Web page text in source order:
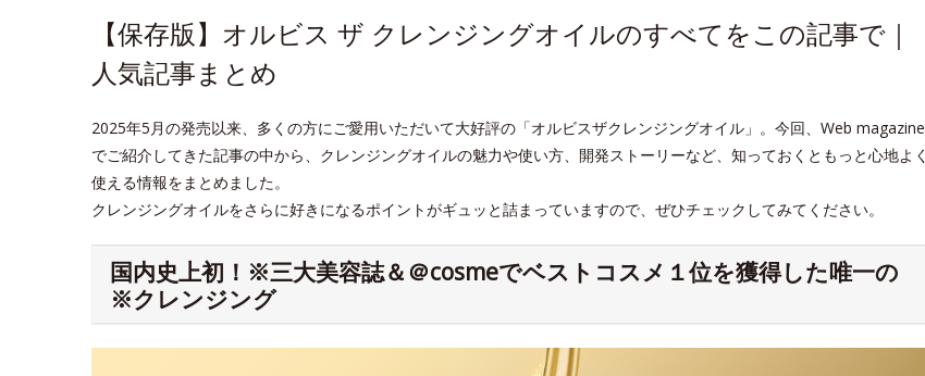
【保存版】オルビス ザ クレンジングオイルのすべてをこの記事で｜
人気記事まとめ
2025年5月の発売以来、多くの方にご愛用いただいて大好評の「オルビスザクレンジングオイル」。今回、Web magazine
でご紹介してきた記事の中から、クレンジングオイルの魅力や使い方、開発ストーリーなど、知っておくともっと心地よく
使える情報をまとめました。
クレンジングオイルをさらに好きになるポイントがギュッと詰まっていますので、ぜひチェックしてみてください。
国内史上初！※三大美容誌＆＠cosmeでベストコスメ１位を獲得した唯一の
※クレンジング